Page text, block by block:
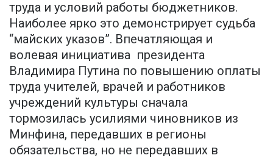
труда и условий работы бюджетников.
Наиболее ярко это демонстрирует судьба
“майских указов”. Впечатляющая и
волевая инициатива президента
Владимира Путина по повышению оплаты
труда учителей, врачей и работников
учреждений культуры сначала
тормозилась усилиями чиновников из
Минфина, передавших в регионы
обязательства, но не передавших в